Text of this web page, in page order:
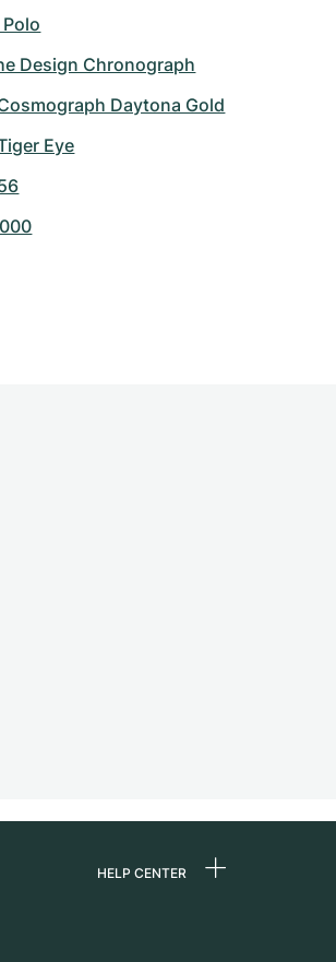
Design Chronograph
Daytona Gold
Eye
HELP CENTER